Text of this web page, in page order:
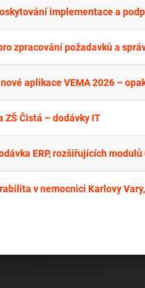
implementace a
zpracování požadavků a
aplikace VEMA 2026 –
ZŠ Čistá – dodávky IT
v nemocnici Karlovy